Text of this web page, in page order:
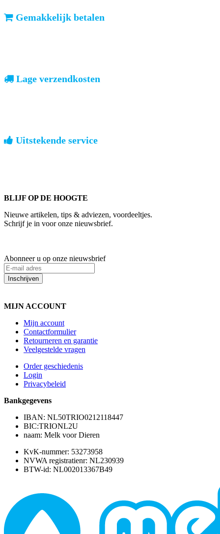
Gemakkelijk betalen
Lage verzendkosten
Uitstekende service
BLIJF OP DE HOOGTE
Nieuwe artikelen, tips & adviezen, voordeeltjes.
Schrijf je in voor onze nieuwsbrief.
Abonneer u op onze nieuwsbrief
Inschrijven
MIJN ACCOUNT
Mijn account
Contactformulier
Retourneren en garantie
Veelgestelde vragen
Order geschiedenis
Login
Privacybeleid
Bankgegevens
IBAN: NL50TRIO0212118447
BIC:TRIONL2U
naam: Melk voor Dieren
KvK-nummer: 53273958
NVWA registratienr: NL230939
BTW-id: NL002013367B49